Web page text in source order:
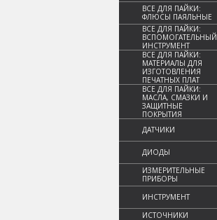
ВСЕ ДЛЯ ПАЙКИ:
ФЛЮСЫ ПАЯЛЬНЫЕ
ВСЕ ДЛЯ ПАЙКИ:
ВСПОМОГАТЕЛЬНЫЙ
ИНСТРУМЕНТ
ВСЕ ДЛЯ ПАЙКИ:
МАТЕРИАЛЫ ДЛЯ
ИЗГОТОВЛЕНИЯ
ПЕЧАТНЫХ ПЛАТ
ВСЕ ДЛЯ ПАЙКИ:
МАСЛА, СМАЗКИ И
ЗАЩИТНЫЕ
ПОКРЫТИЯ
ДАТЧИКИ
ДИОДЫ
ИЗМЕРИТЕЛЬНЫЕ
ПРИБОРЫ
ИНСТРУМЕНТ
ИСТОЧНИКИ